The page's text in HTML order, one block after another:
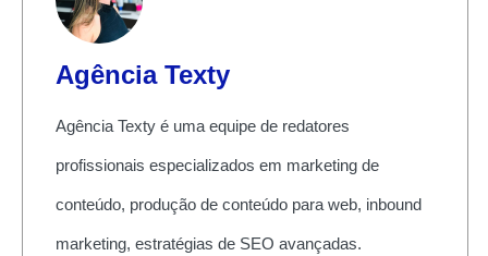
Agência Texty
Agência Texty é uma equipe de redatores
profissionais especializados em marketing de
conteúdo, produção de conteúdo para web, inbound
marketing, estratégias de SEO avançadas.